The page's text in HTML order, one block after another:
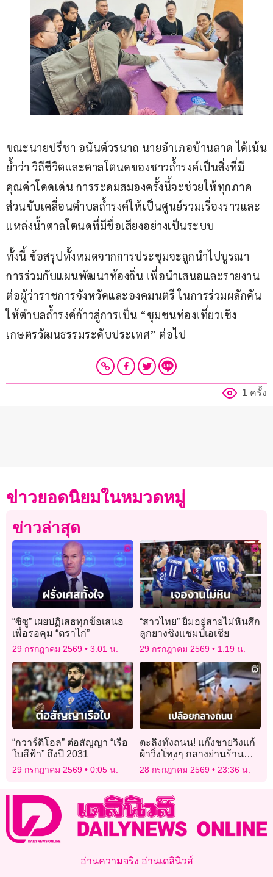
ขณะนายปรีชา อนันต์วรนาถ นายอำเภอบ้านลาด ได้เน้น
ย้ำว่า วิถีชีวิตและตาลโตนดของชาวถ้ำรงค์เป็นสิ่งที่มี
คุณค่าโดดเด่น การระดมสมองครั้งนี้จะช่วยให้ทุกภาค
ส่วนขับเคลื่อนตำบลถ้ำรงค์ให้เป็นศูนย์รวมเรื่องราวและ
แหล่งน้ำตาลโตนดที่มีชื่อเสียงอย่างเป็นระบบ
ทั้งนี้ ข้อสรุปทั้งหมดจากการประชุมจะถูกนำไปบูรณา
การร่วมกับแผนพัฒนาท้องถิ่น เพื่อนำเสนอและรายงาน
ต่อผู้ว่าราชการจังหวัดและองคมนตรี ในการร่วมผลักดัน
ให้ตำบลถ้ำรงค์ก้าวสู่การเป็น “ชุมชนท่องเที่ยวเชิง
เกษตรวัฒนธรรมระดับประเทศ” ต่อไป
1 ครั้ง
ข่าวยอดนิยมในหมวดหมู่
ข่าวล่าสุด
“ซิซู” เผยปฏิเสธทุกข้อเสนอ
เพื่อรอคุม “ตราไก่”
29 กรกฎาคม 2569 3:01 น.
“สาวไทย” ยิ้มอยู่สายไม่หินศึก
ลูกยางชิงแชมป์เอเชีย
29 กรกฎาคม 2569 1:19 น.
“กวาร์ดิโอล” ต่อสัญญา “เรือ
ใบสีฟ้า” ถึงปี 2031
29 กรกฎาคม 2569 0:05 น.
ตะลึงทั้งถนน! แก๊งชายวิ่งแก้
ผ้าวิ่งโทงๆ กลางย่านร้าน
อาหารชื่อดังในออสเตรเลีย
28 กรกฎาคม 2569 23:36 น.
อ่านความจริง อ่านเดลินิวส์